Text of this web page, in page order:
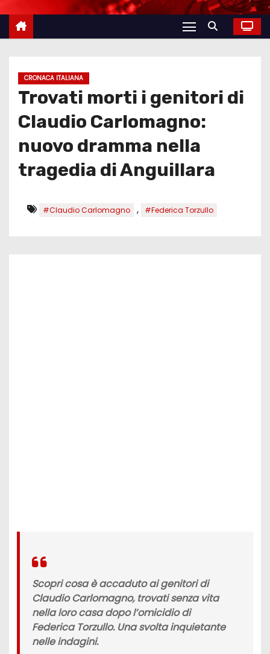
CRONACA ITALIANA
Trovati morti i genitori di
Claudio Carlomagno:
nuovo dramma nella
tragedia di Anguillara
#Claudio Carlomagno , #Federica Torzullo
Scopri cosa è accaduto ai genitori di
Claudio Carlomagno, trovati senza vita
nella loro casa dopo l’omicidio di
Federica Torzullo. Una svolta inquietante
nelle indagini.